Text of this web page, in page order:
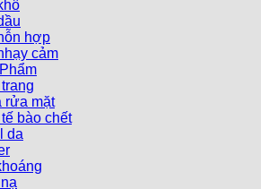
hợp
cảm
rửa mặt
bào chết
da